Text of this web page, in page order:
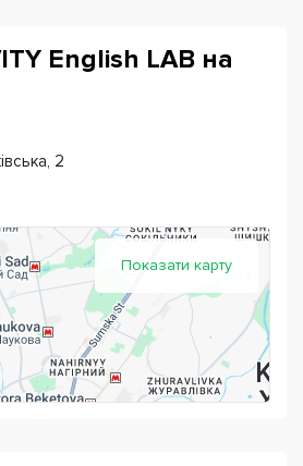
English LAB на
2
Показати карту